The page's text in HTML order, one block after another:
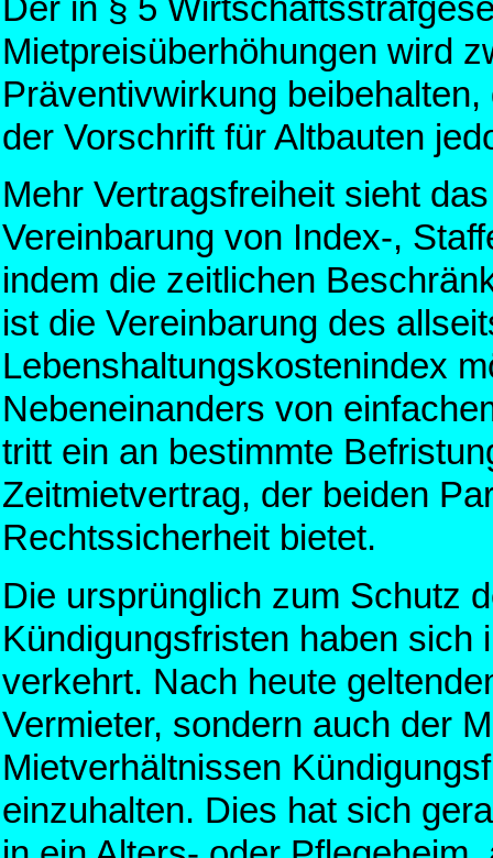
Der in § 5
Mietpreisüberhöhungen wird
Präventivwirkung
der Vorschrift für Altbauten
Mehr Vertragsfreiheit sieht
Vereinbarung von Index-,
indem die zeitlichen
ist die Vereinbarung des
Lebenshaltungskostenindex
Nebeneinanders von
tritt ein an bestimmte
Zeitmietvertrag, der beiden
Rechtssicherheit bietet.
Die ursprünglich zum Schutz
Kündigungsfristen haben sich
verkehrt. Nach heute
Vermieter, sondern auch der
Mietverhältnissen
einzuhalten. Dies hat sich